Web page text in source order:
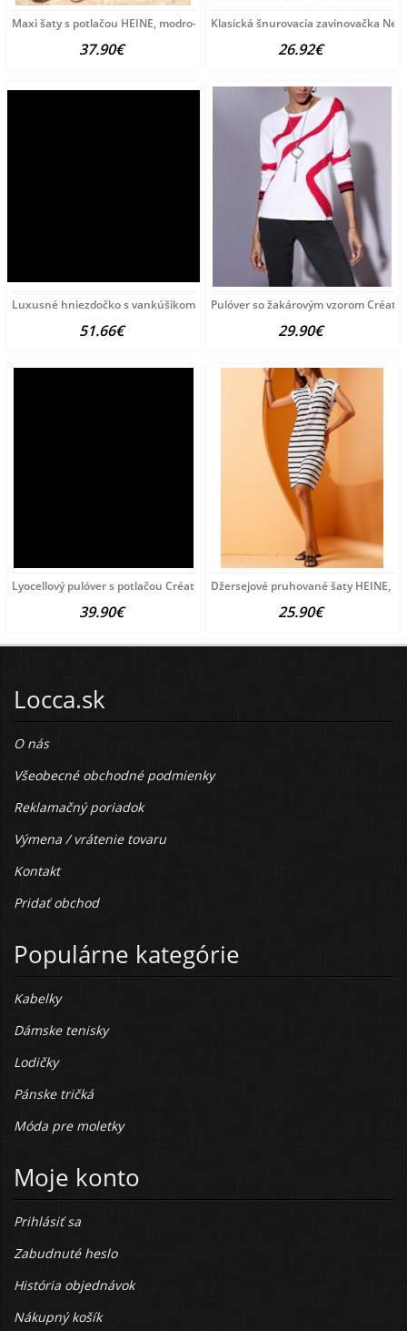
Maxi šaty s potlačou HEINE, modro-zeleno-žlté
37.90€
Klasická šnurovacia zavinovačka
26.92€
Luxusné hniezdočko s vankúšikom a perinkou
51.66€
Pulóver so žakárovým vzorom
29.90€
Lyocellový pulóver s potlačou Création
39.90€
Džersejové pruhované šaty HEINE,
25.90€
Locca.sk
O nás
Všeobecné obchodné podmienky
Reklamačný poriadok
Výmena / vrátenie tovaru
Kontakt
Pridať obchod
Populárne kategórie
Kabelky
Dámske tenisky
Lodičky
Pánske tričká
Móda pre moletky
Moje konto
Prihlásiť sa
Zabudnuté heslo
História objednávok
Nákupný košík